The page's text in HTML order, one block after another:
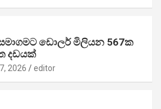
ඩොලර් මිලියන 567ක
දඩයක්
2026 editor